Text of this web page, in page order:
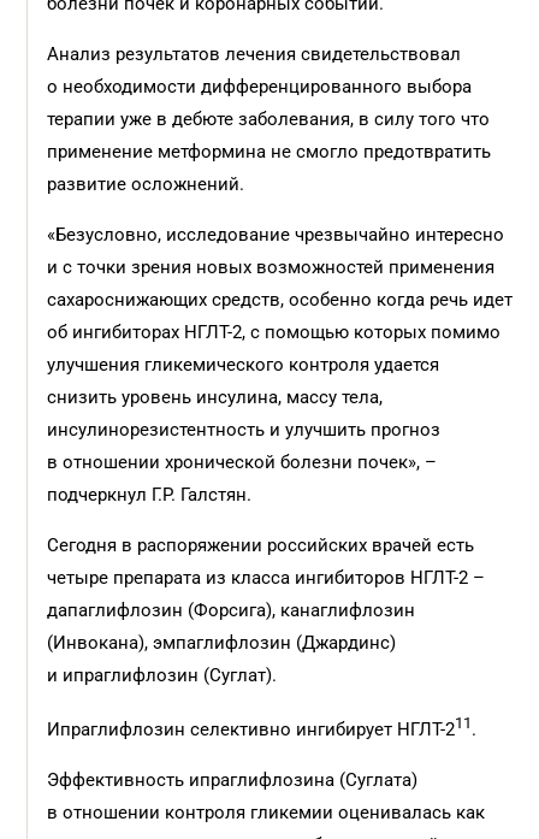
Анализ результатов лечения свидетельствовал
о необходимости дифференцированного выбора
терапии уже в дебюте заболевания, в силу того что
применение метформина не смогло предотвратить
развитие осложнений.
«Безусловно, исследование чрезвычайно интересно
и с точки зрения новых возможностей применения
сахароснижающих средств, особенно когда речь идет
об ингибиторах НГЛТ-2, с помощью которых помимо
улучшения гликемического контроля удается
снизить уровень инсулина, массу тела,
инсулинорезистентность и улучшить прогноз
в отношении хронической болезни почек», –
подчеркнул Г.Р. Галстян.
Сегодня в распоряжении российских врачей есть
четыре препарата из класса ингибиторов НГЛТ-2 –
дапаглифлозин (Форсига), канаглифлозин
(Инвокана), эмпаглифлозин (Джардинс)
и ипраглифлозин (Суглат).
Ипраглифлозин селективно ингибирует НГЛТ-211 .
Эффективность ипраглифлозина (Суглата)
в отношении контроля гликемии оценивалась как